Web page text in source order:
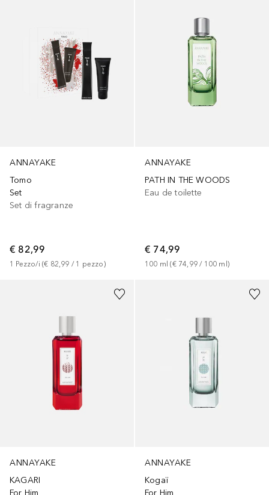
ANNAYAKE
Tomo
Set
Set di fragranze
€ 82,99
1 Pezzo/i (€ 82,99 / 1 pezzo)
ANNAYAKE
PATH IN THE WOODS
Eau de toilette
€ 74,99
100 ml (€ 74,99 / 100 ml)
ANNAYAKE
KAGARI
For Him
ANNAYAKE
Kogaï
For Him